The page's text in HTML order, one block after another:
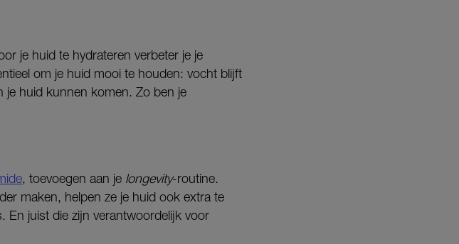
je huid te hydrateren verbeter je je
om je huid mooi te houden: vocht blijft
je huid kunnen komen. Zo ben je
, toevoegen aan je longevity-routine.
maken, helpen ze je huid ook extra te
En juist die zijn verantwoordelijk voor